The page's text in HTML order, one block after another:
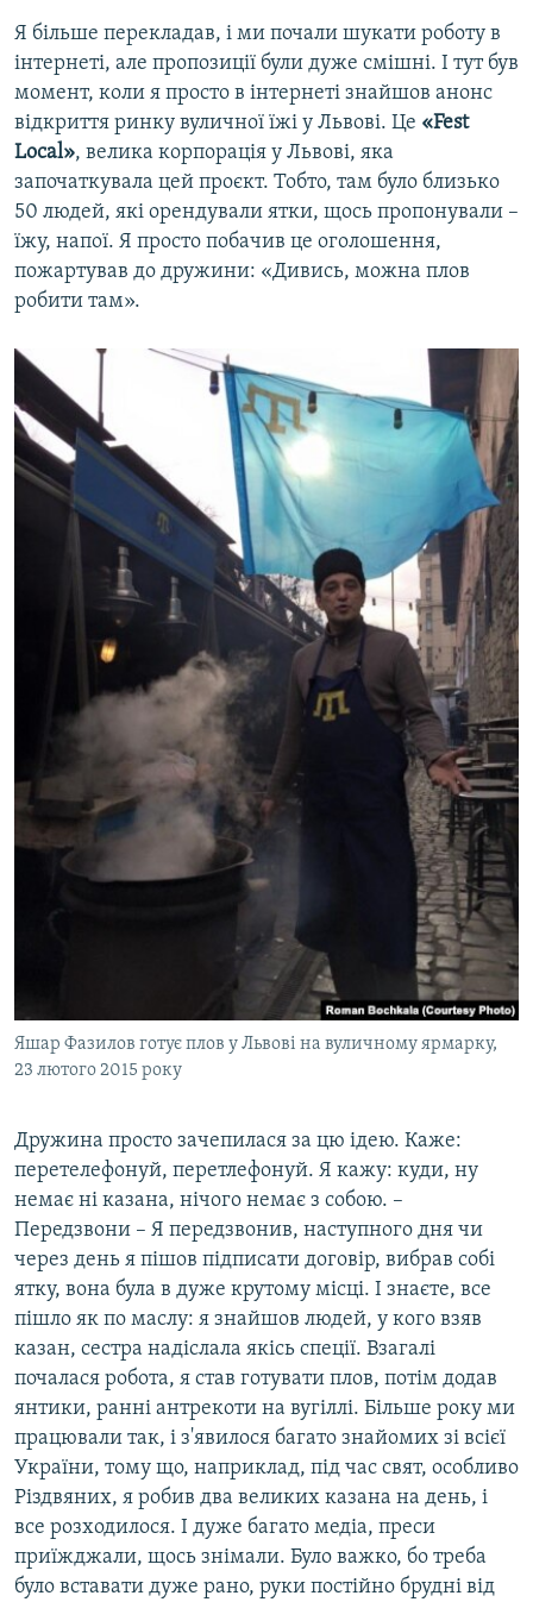
Я більше перекладав, і ми почали шукати роботу в
інтернеті, але пропозиції були дуже смішні. І тут був
момент, коли я просто в інтернеті знайшов анонс
відкриття ринку вуличної їжі у Львові. Це «Fest
Local», велика корпорація у Львові, яка
започаткувала цей проєкт. Тобто, там було близько
50 людей, які орендували ятки, щось пропонували –
їжу, напої. Я просто побачив це оголошення,
пожартував до дружини: «Дивись, можна плов
робити там».
Яшар Фазилов готує плов у Львові на вуличному ярмарку,
23 лютого 2015 року
Дружина просто зачепилася за цю ідею. Каже:
перетелефонуй, перетлефонуй. Я кажу: куди, ну
немає ні казана, нічого немає з собою. –
Передзвони – Я передзвонив, наступного дня чи
через день я пішов підписати договір, вибрав собі
ятку, вона була в дуже крутому місці. І знаєте, все
пішло як по маслу: я знайшов людей, у кого взяв
казан, сестра надіслала якісь спеції. Взагалі
почалася робота, я став готувати плов, потім додав
янтики, ранні антрекоти на вугіллі. Більше року ми
працювали так, і з'явилося багато знайомих зі всієї
України, тому що, наприклад, під час свят, особливо
Різдвяних, я робив два великих казана на день, і
все розходилося. І дуже багато медіа, преси
приїжджали, щось знімали. Було важко, бо треба
було вставати дуже рано, руки постійно брудні від